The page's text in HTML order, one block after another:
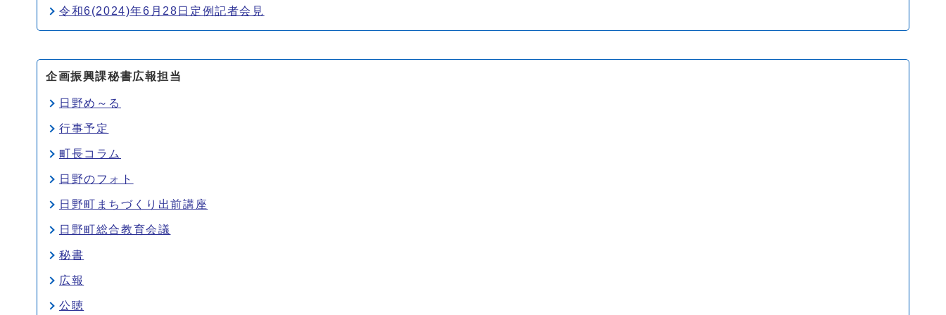
令和6(2024)年6月28日定例記者会見
企画振興課秘書広報担当
日野め～る
行事予定
町長コラム
日野のフォト
日野町まちづくり出前講座
日野町総合教育会議
秘書
広報
公聴